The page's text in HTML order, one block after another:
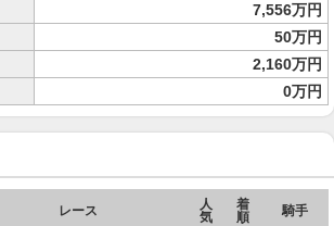
7,556万円
50万円
2,160万円
0万円
レース
人
気
着
順
騎手